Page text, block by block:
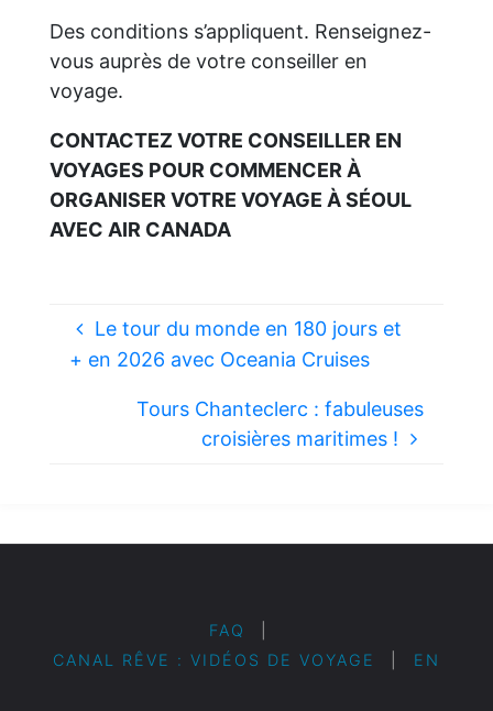
Des conditions s’appliquent. Renseignez-
vous auprès de votre conseiller en
voyage.
CONTACTEZ VOTRE CONSEILLER EN
VOYAGES POUR COMMENCER À
ORGANISER VOTRE VOYAGE À SÉOUL
AVEC AIR CANADA
Le tour du monde en 180 jours et
+ en 2026 avec Oceania Cruises
Tours Chanteclerc : fabuleuses
croisières maritimes !
FAQ
CANAL RÊVE : VIDÉOS DE VOYAGE
EN